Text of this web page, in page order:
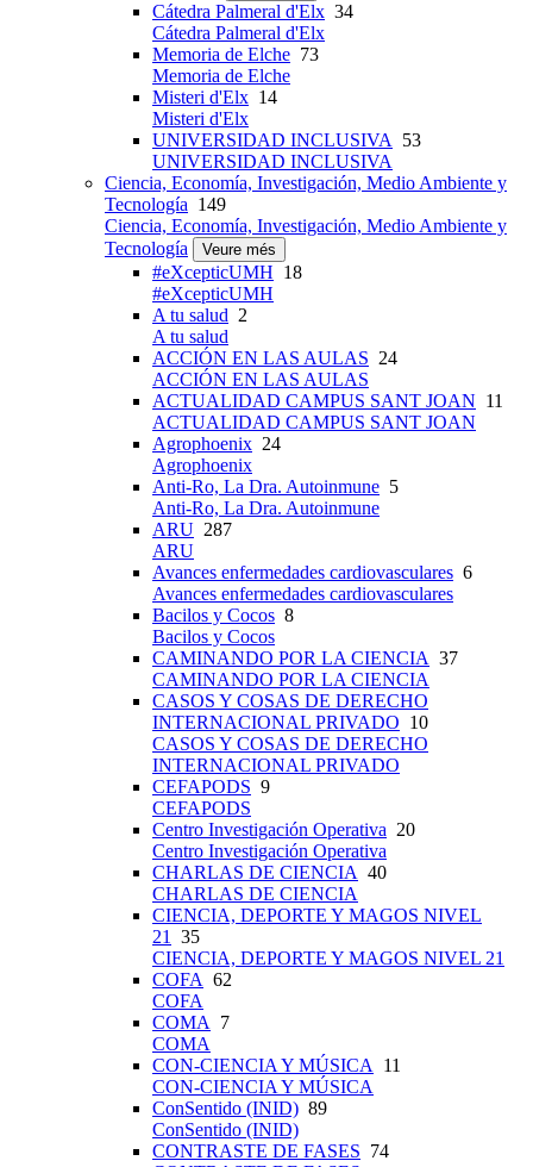
Cátedra Palmeral d'Elx 34
Cátedra Palmeral d'Elx
Memoria de Elche 73
Memoria de Elche
Misteri d'Elx 14
Misteri d'Elx
UNIVERSIDAD INCLUSIVA 53
UNIVERSIDAD INCLUSIVA
Ciencia, Economía, Investigación, Medio Ambiente y
Tecnología 149
Ciencia, Economía, Investigación, Medio Ambiente y
Tecnología
Veure més
#eXcepticUMH 18
#eXcepticUMH
A tu salud 2
A tu salud
ACCIÓN EN LAS AULAS 24
ACCIÓN EN LAS AULAS
ACTUALIDAD CAMPUS SANT JOAN 11
ACTUALIDAD CAMPUS SANT JOAN
Agrophoenix 24
Agrophoenix
Anti-Ro, La Dra. Autoinmune 5
Anti-Ro, La Dra. Autoinmune
ARU 287
ARU
Avances enfermedades cardiovasculares 6
Avances enfermedades cardiovasculares
Bacilos y Cocos 8
Bacilos y Cocos
CAMINANDO POR LA CIENCIA 37
CAMINANDO POR LA CIENCIA
CASOS Y COSAS DE DERECHO
INTERNACIONAL PRIVADO 10
CASOS Y COSAS DE DERECHO
INTERNACIONAL PRIVADO
CEFAPODS 9
CEFAPODS
Centro Investigación Operativa 20
Centro Investigación Operativa
CHARLAS DE CIENCIA 40
CHARLAS DE CIENCIA
CIENCIA, DEPORTE Y MAGOS NIVEL
21 35
CIENCIA, DEPORTE Y MAGOS NIVEL 21
COFA 62
COFA
COMA 7
COMA
CON-CIENCIA Y MÚSICA 11
CON-CIENCIA Y MÚSICA
ConSentido (INID) 89
ConSentido (INID)
CONTRASTE DE FASES 74